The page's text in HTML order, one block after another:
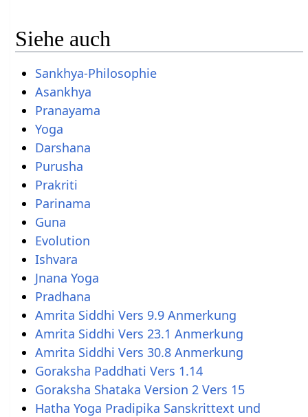
Siehe auch
Sankhya-Philosophie
Asankhya
Pranayama
Yoga
Darshana
Purusha
Prakriti
Parinama
Guna
Evolution
Ishvara
Jnana Yoga
Pradhana
Amrita Siddhi Vers 9.9 Anmerkung
Amrita Siddhi Vers 23.1 Anmerkung
Amrita Siddhi Vers 30.8 Anmerkung
Goraksha Paddhati Vers 1.14
Goraksha Shataka Version 2 Vers 15
Hatha Yoga Pradipika Sanskrittext und